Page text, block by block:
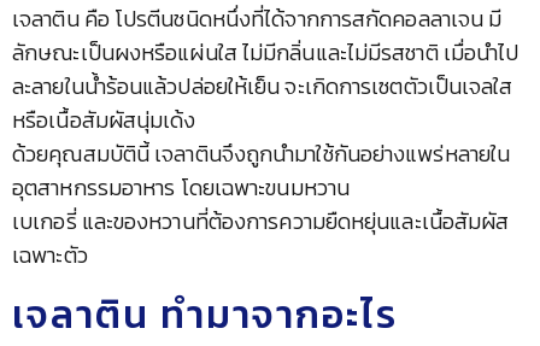
เจลาติน คือ โปรตีนชนิดหนึ่งที่ได้จากการสกัดคอลลาเจน มี
ลักษณะเป็นผงหรือแผ่นใส ไม่มีกลิ่นและไม่มีรสชาติ เมื่อนำไป
ละลายในน้ำร้อนแล้วปล่อยให้เย็น จะเกิดการเซตตัวเป็นเจลใส
หรือเนื้อสัมผัสนุ่มเด้ง
ด้วยคุณสมบัตินี้ เจลาตินจึงถูกนำมาใช้กันอย่างแพร่หลายใน
อุตสาหกรรมอาหาร โดยเฉพาะขนมหวาน
เบเกอรี่ และของหวานที่ต้องการความยืดหยุ่นและเนื้อสัมผัส
เฉพาะตัว
เจลาติน ทํามาจากอะไร